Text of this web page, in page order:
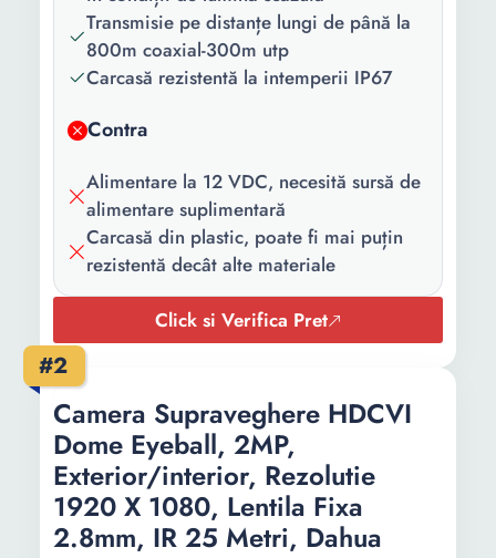
Transmisie pe distanțe lungi de până la
800m coaxial-300m utp
Carcasă rezistentă la intemperii IP67
Contra
Alimentare la 12 VDC, necesită sursă de
alimentare suplimentară
Carcasă din plastic, poate fi mai puțin
rezistentă decât alte materiale
Click si Verifica Pret
#2
Camera Supraveghere HDCVI
Dome Eyeball, 2MP,
Exterior/interior, Rezolutie
1920 X 1080, Lentila Fixa
2.8mm, IR 25 Metri, Dahua